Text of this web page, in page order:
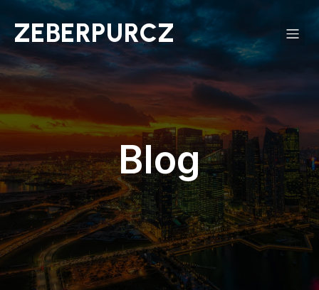
ZEBERPURCZ
Blog